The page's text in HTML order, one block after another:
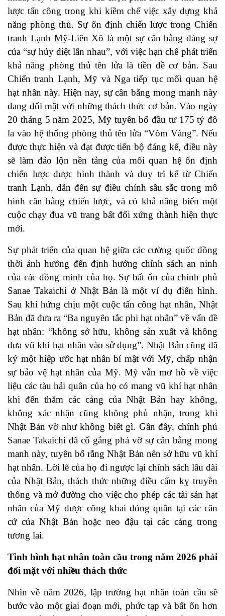
lược tấn công trong khi kiềm chế việc xây dựng khả
năng phòng thủ. Sự ổn định chiến lược trong Chiến
tranh Lạnh Mỹ-Liên Xô là một sự cân bằng đáng sợ
của “sự hủy diệt lẫn nhau”, với việc hạn chế phát triển
khả năng phòng thủ tên lửa là tiền đề cơ bản. Sau
Chiến tranh Lạnh, Mỹ và Nga tiếp tục mối quan hệ
hạt nhân này. Hiện nay, sự cân bằng mong manh này
đang đối mặt với những thách thức cơ bản. Vào ngày
20 tháng 5 năm 2025, Mỹ tuyên bố đầu tư 175 tỷ đô
la vào hệ thống phòng thủ tên lửa “Vòm Vàng”. Nếu
được thực hiện và đạt được tiến bộ đáng kể, điều này
sẽ làm đảo lộn nền tảng của mối quan hệ ổn định
chiến lược được hình thành và duy trì kể từ Chiến
tranh Lạnh, dẫn đến sự điều chỉnh sâu sắc trong mô
hình cân bằng chiến lược, và có khả năng biến một
cuộc chạy đua vũ trang bất đối xứng thành hiện thực
mới.
Sự phát triển của quan hệ giữa các cường quốc đồng
thời ảnh hưởng đến định hướng chính sách an ninh
của các đồng minh của họ. Sự bất ổn của chính phủ
Sanae Takaichi ở Nhật Bản là một ví dụ điển hình.
Sau khi hứng chịu một cuộc tấn công hạt nhân, Nhật
Bản đã đưa ra “Ba nguyên tắc phi hạt nhân” về vấn đề
hạt nhân: “không sở hữu, không sản xuất và không
đưa vũ khí hạt nhân vào sử dụng”. Nhật Bản cũng đã
ký một hiệp ước hạt nhân bí mật với Mỹ, chấp nhận
sự bảo vệ hạt nhân của Mỹ. Mỹ vẫn mơ hồ về việc
liệu các tàu hải quân của họ có mang vũ khí hạt nhân
khi đến thăm các cảng của Nhật Bản hay không,
không xác nhận cũng không phủ nhận, trong khi
Nhật Bản vờ như không biết gì. Gần đây, chính phủ
Sanae Takaichi đã cố gắng phá vỡ sự cân bằng mong
manh này, tuyên bố rằng Nhật Bản nên sở hữu vũ khí
hạt nhân. Lời lẽ của họ đi ngược lại chính sách lâu dài
của Nhật Bản, thách thức những điều cấm kỵ truyền
thống và mở đường cho việc cho phép các tài sản hạt
nhân của Mỹ được công khai đóng quân tại các căn
cứ của Nhật Bản hoặc neo đậu tại các cảng trong
tương lai.
Tình hình hạt nhân toàn cầu trong năm 2026 phải
đối mặt với nhiều thách thức
Nhìn về năm 2026, lập trường hạt nhân toàn cầu sẽ
bước vào một giai đoạn mới, phức tạp và bất ổn hơn